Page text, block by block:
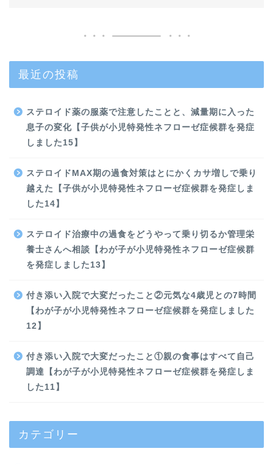
最近の投稿
ステロイド薬の服薬で注意したことと、減量期に入った
息子の変化【子供が小児特発性ネフローゼ症候群を発症
しました15】
ステロイドMAX期の過食対策はとにかくカサ増しで乗り
越えた【子供が小児特発性ネフローゼ症候群を発症しま
した14】
ステロイド治療中の過食をどうやって乗り切るか管理栄
養士さんへ相談【わが子が小児特発性ネフローゼ症候群
を発症しました13】
付き添い入院で大変だったこと②元気な4歳児との7時間
【わが子が小児特発性ネフローゼ症候群を発症しました
12】
付き添い入院で大変だったこと①親の食事はすべて自己
調達【わが子が小児特発性ネフローゼ症候群を発症しま
した11】
カテゴリー